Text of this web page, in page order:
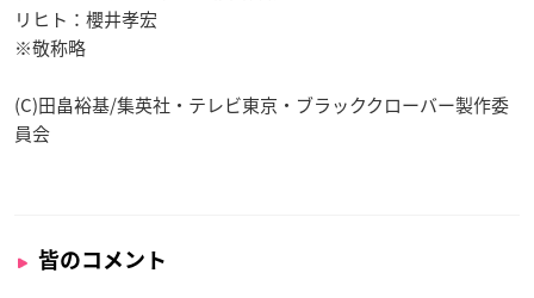
リヒト：櫻井孝宏
※敬称略
(C)田畠裕基/集英社・テレビ東京・ブラッククローバー製作委
員会
皆のコメント